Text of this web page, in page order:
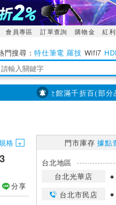
會員專區 訂單查詢 購物金 紅利
特仕筆電 羅技 Wifi7
量測 明緯POWER
PX大通】全館滿千折百(部分品
格
分享
門市庫存據點
台北地區
台北光華店
台北市民店